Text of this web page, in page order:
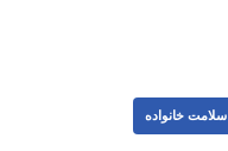
سلامت خانواده